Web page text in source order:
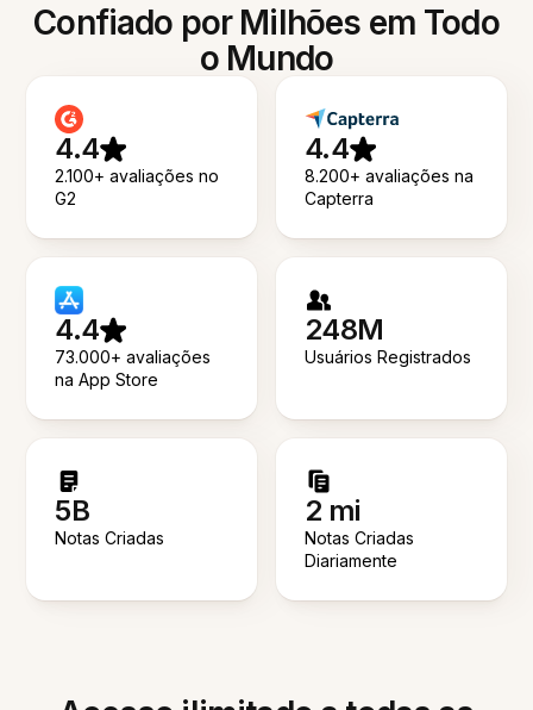
Confiado por Milhões em Todo
o Mundo
4.4
2.100+ avaliações no
G2
4.4
8.200+ avaliações na
Capterra
4.4
73.000+ avaliações
na App Store
248M
Usuários Registrados
5B
Notas Criadas
2 mi
Notas Criadas
Diariamente